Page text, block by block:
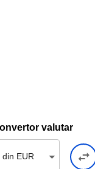
valutar
din EUR